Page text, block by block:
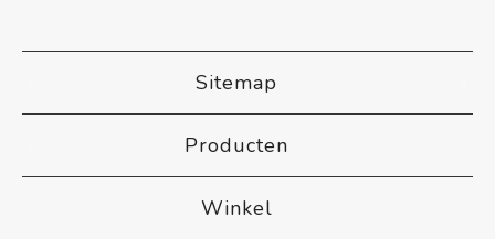
Sitemap
Producten
Winkel